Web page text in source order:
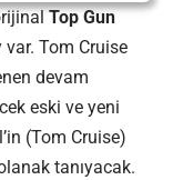
Top Gun
var. Tom Cruise
devam
eski ve yeni
(Tom Cruise)
tanıyacak.